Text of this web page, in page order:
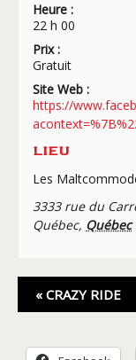
Heure :
22 h 00
Prix :
Gratuit
Site Web :
https://
LIEU
Les
3333 rue du
Québec, Québec
Navigation
Évènement
« CRAZY RIDE